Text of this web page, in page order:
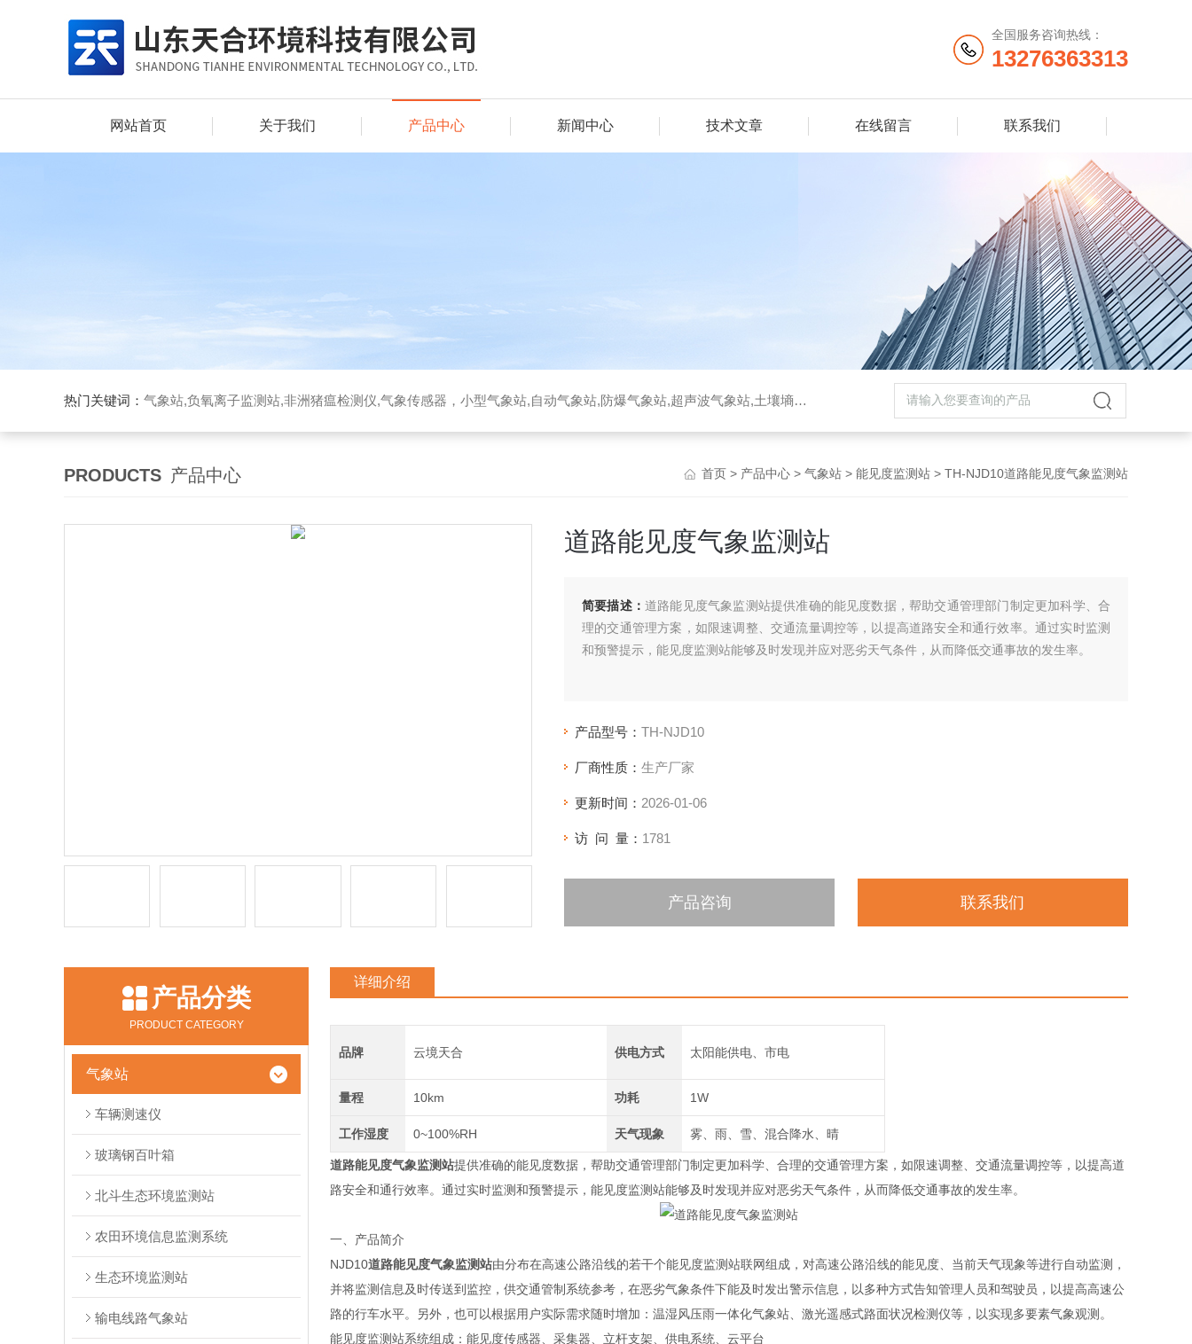
全国服务咨询热线：
13276363313
网站首页 关于我们 产品中心 新闻中心 技术文章 在线留言 联系我们
热门关键词： 气象站,负氧离子监测站,非洲猪瘟检测仪,气象传感器，小型气象站,自动气象站,防爆气象站,超声波气象站,土壤墒情监测站,便携气象站
PRODUCTS 产品中心 首页 > 产品中心 > 气象站 > 能见度监测站 > TH-NJD10道路能见度气象监测站
道路能见度气象监测站
简要描述： 道路能见度气象监测站提供准确的能见度数据，帮助交通管理部门制定更加科学、合
理的交通管理方案，如限速调整、交通流量调控等，以提高道路安全和通行效率。通过实时监测
和预警提示，能见度监测站能够及时发现并应对恶劣天气条件，从而降低交通事故的发生率。
产品型号： TH-NJD10
厂商性质： 生产厂家
更新时间： 2026-01-06
访 问 量： 1781
产品咨询 联系我们
产品分类
PRODUCT CATEGORY
气象站
车辆测速仪
玻璃钢百叶箱
北斗生态环境监测站
农田环境信息监测系统
生态环境监测站
输电线路气象站
详细介绍
品牌 云境天合 供电方式 太阳能供电、市电
量程 10km 功耗 1W
工作湿度 0~100%RH 天气现象 雾、雨、雪、混合降水、晴
道路能见度气象监测站提供准确的能见度数据，帮助交通管理部门制定更加科学、合理的交通管理方案，如限速调整、交通流量调控等，以提高道
路安全和通行效率。通过实时监测和预警提示，能见度监测站能够及时发现并应对恶劣天气条件，从而降低交通事故的发生率。
一、产品简介
NJD10道路能见度气象监测站由分布在高速公路沿线的若干个能见度监测站联网组成，对高速公路沿线的能见度、当前天气现象等进行自动监测，
并将监测信息及时传送到监控，供交通管制系统参考，在恶劣气象条件下能及时发出警示信息，以多种方式告知管理人员和驾驶员，以提高高速公
路的行车水平。另外，也可以根据用户实际需求随时增加：温湿风压雨一体化气象站、激光遥感式路面状况检测仪等，以实现多要素气象观测。
能见度监测站系统组成：能见度传感器、采集器、立杆支架、供电系统、云平台